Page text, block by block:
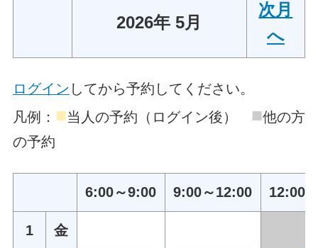
2026年 5月
次月
へ
ログイン してから予約してください。
凡例： ■当人の予約（ログイン後） ■他の方
の予約
6:00～9:00 9:00～12:00 12:00
1 金